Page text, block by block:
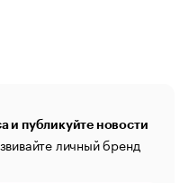
и публикуйте новости
личный бренд